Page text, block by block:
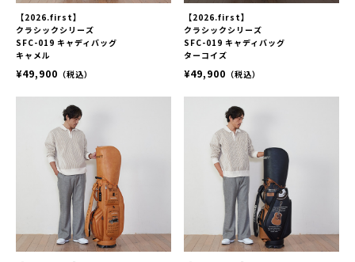
【2026.first】
クラシックシリーズ
SFC-019 キャディバッグ
キャメル
¥49,900 （税込）
【2026.first】
クラシックシリーズ
SFC-019 キャディバッグ
ターコイズ
¥49,900 （税込）